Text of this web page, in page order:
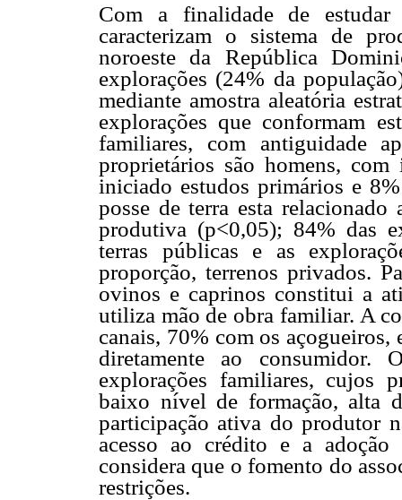
Com a finalidade de estudar
caracterizam o sistema de
noroeste da República
explorações (24% da
mediante amostra aleatória
explorações que conformam
familiares, com antiguidade
proprietários são homens,
iniciado estudos primários e
posse de terra esta
produtiva (p<0,05); 84% das
terras públicas e as
proporção, terrenos privados.
ovinos e caprinos constitui a
utiliza mão de obra familiar. A
canais, 70% com os
diretamente ao consumidor.
explorações familiares, cujos
baixo nível de formação, alta
participação ativa do produtor
acesso ao crédito e a adoção
considera que o fomento do
restrições.